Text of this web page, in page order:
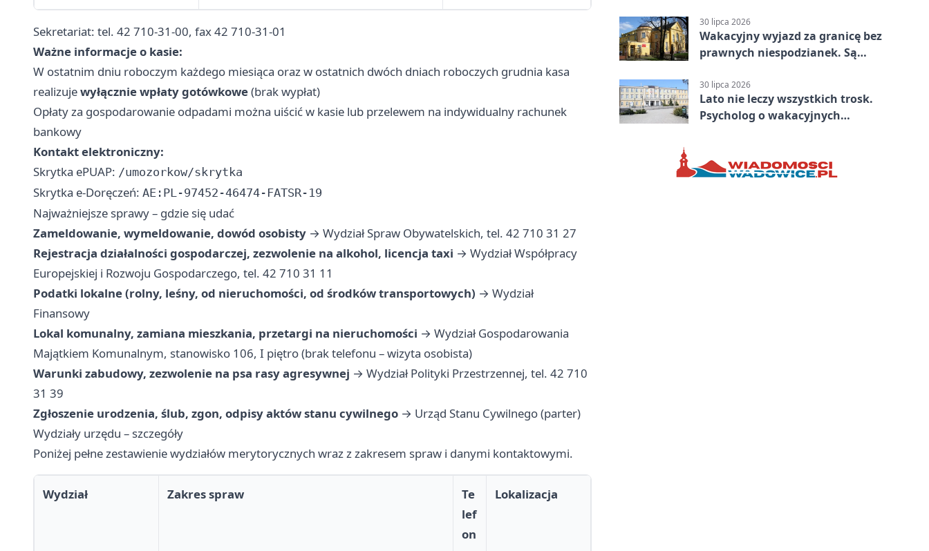
Sekretariat: tel. 42 710-31-00, fax 42 710-31-01
Ważne informacje o kasie:
W ostatnim dniu roboczym każdego miesiąca oraz w ostatnich dwóch dniach roboczych grudnia kasa
realizujewyłącznie wpłaty gotówkowe(brak wypłat)
Opłaty za gospodarowanie odpadami można uiścić w kasie lub przelewem na indywidualny rachunek
bankowy
Kontakt elektroniczny:
Skrytka ePUAP: /umozorkow/skrytka
Skrytka e-Doręczeń: AE:PL-97452-46474-FATSR-19
Najważniejsze sprawy – gdzie się udać
Zameldowanie, wymeldowanie, dowód osobisty → Wydział Spraw Obywatelskich, tel. 42 710 31 27
Rejestracja działalności gospodarczej, zezwolenie na alkohol, licencja taxi → Wydział Współpracy
Europejskiej i Rozwoju Gospodarczego, tel. 42 710 31 11
Podatki lokalne (rolny, leśny, od nieruchomości, od środków transportowych) → Wydział
Finansowy
Lokal komunalny, zamiana mieszkania, przetargi na nieruchomości → Wydział Gospodarowania
Majątkiem Komunalnym, stanowisko 106, I piętro (brak telefonu – wizyta osobista)
Warunki zabudowy, zezwolenie na psa rasy agresywnej → Wydział Polityki Przestrzennej, tel. 42 710
31 39
Zgłoszenie urodzenia, ślub, zgon, odpisy aktów stanu cywilnego → Urząd Stanu Cywilnego (parter)
Wydziały urzędu – szczegóły
Poniżej pełne zestawienie wydziałów merytorycznych wraz z zakresem spraw i danymi kontaktowymi.
Wydział Zakres spraw
Te
lef
on
Lokalizacja
30 lipca 2026
Wakacyjny wyjazd za granicę bez
prawnych niespodzianek. Są
30 lipca 2026
Lato nie leczy wszystkich trosk.
Psycholog o wakacyjnych